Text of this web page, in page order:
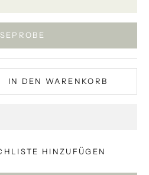
IN DEN WARENKORB
HINZUFÜGEN